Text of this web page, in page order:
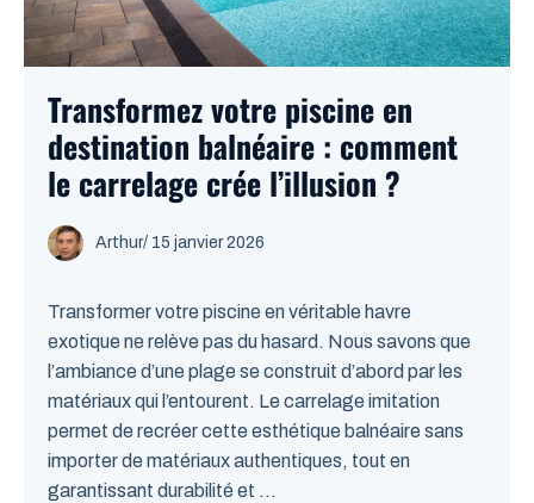
Transformez votre piscine en
destination balnéaire : comment
le carrelage crée l’illusion ?
Arthur/ 15 janvier 2026
Transformer votre piscine en véritable havre
exotique ne relève pas du hasard. Nous savons que
l’ambiance d’une plage se construit d’abord par les
matériaux qui l’entourent. Le carrelage imitation
permet de recréer cette esthétique balnéaire sans
importer de matériaux authentiques, tout en
garantissant durabilité et ...